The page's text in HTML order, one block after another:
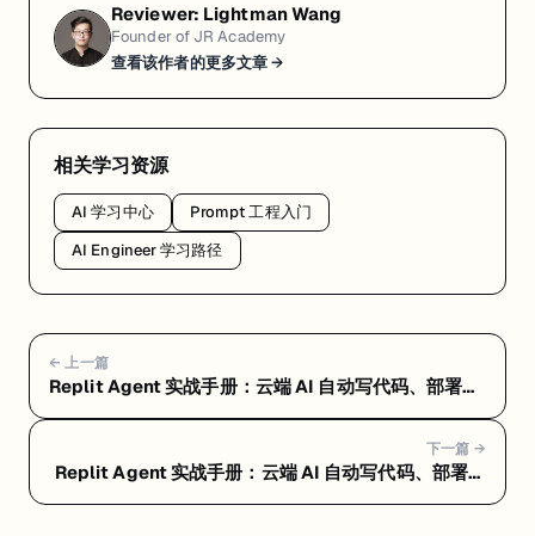
Reviewer: Lightman Wang
Founder of JR Academy
查看该作者的更多文章 →
相关学习资源
AI 学习中心
Prompt 工程入门
AI Engineer 学习路径
← 上一篇
Replit Agent 实战手册：云端 AI 自动写代码、部署一
下一篇 →
Replit Agent 实战手册：云端 AI 自动写代码、部署一